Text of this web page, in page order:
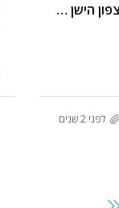
פנטהאוז בבנייה עם בריכה בפרוייקט בוטיק בצפון הישן בקרבת כיכר רבין
לפני 2 שנים